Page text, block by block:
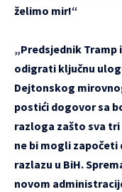
želimo mir!“
„Predsjednik Tramp
odigrati ključnu
Dejtonskog
postići dogovor sa
razloga zašto sva
ne bi mogli
razlazu u BiH.
novom